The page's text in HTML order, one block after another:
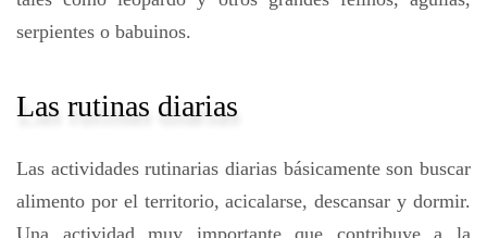
serpientes o babuinos.
Las rutinas diarias
Las actividades rutinarias diarias básicamente son buscar
alimento por el territorio, acicalarse, descansar y dormir.
Una actividad muy importante que contribuye a la